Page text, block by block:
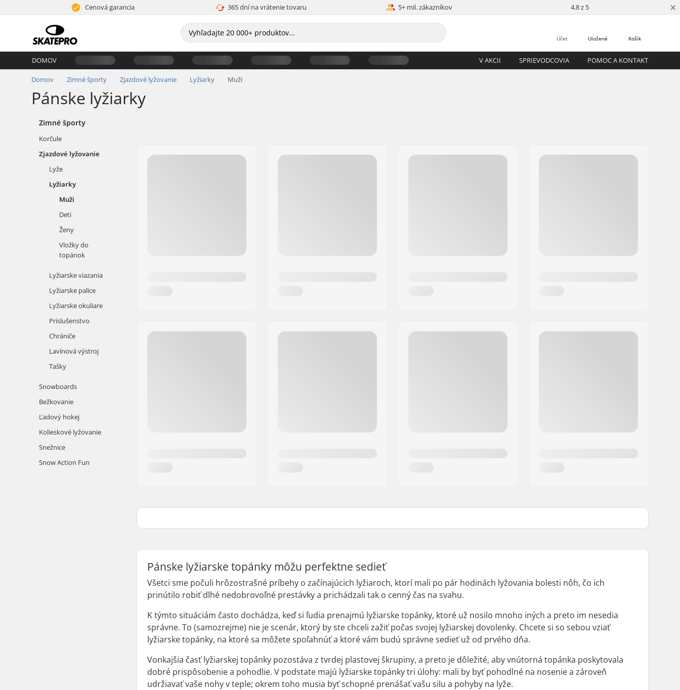
Cenová garancia 365 dní na vrátenie tovaru 5+ mil. zákazníkov 4.8 z 5 ×
Košík
Uložené
Účet
DOMOV V AKCII SPRIEVODCOVIA POMOC A KONTAKT
Domov Zimné športy Zjazdové lyžovanie Lyžiarky Muži
Pánske lyžiarky
Zimné športy
Korčule
Zjazdové lyžovanie
Lyže
Lyžiarky
Muži
Deti
Ženy
Vložky do
topánok
Lyžiarske viazania
Lyžiarske palice
Lyžiarske okuliare
Príslušenstvo
Chrániče
Lavínová výstroj
Tašky
Snowboards
Bežkovanie
Ľadový hokej
Kolieskové lyžovanie
Snežnice
Snow Action Fun
Pánske lyžiarske topánky môžu perfektne sedieť
Všetci sme počuli hrôzostrašné príbehy o začínajúcich lyžiaroch, ktorí mali po pár hodinách lyžovania bolesti nôh, čo ich
prinútilo robiť dlhé nedobrovoľné prestávky a prichádzali tak o cenný čas na svahu.
K týmto situáciám často dochádza, keď si ľudia prenajmú lyžiarske topánky, ktoré už nosilo mnoho iných a preto im nesedia
správne. To (samozrejme) nie je scenár, ktorý by ste chceli zažiť počas svojej lyžiarskej dovolenky. Chcete si so sebou vziať
lyžiarske topánky, na ktoré sa môžete spoľahnúť a ktoré vám budú správne sedieť už od prvého dňa.
Vonkajšia časť lyžiarskej topánky pozostáva z tvrdej plastovej škrupiny, a preto je dôležité, aby vnútorná topánka poskytovala
dobré prispôsobenie a pohodlie. V podstate majú lyžiarske topánky tri úlohy: mali by byť pohodlné na nosenie a zároveň
udržiavať vaše nohy v teple; okrem toho musia byť schopné prenášať vašu silu a pohyby na lyže.